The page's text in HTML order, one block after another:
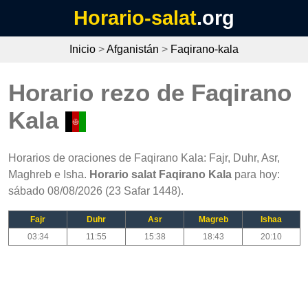
Horario-salat.org
Inicio >Afganistán > Faqirano-kala
Horario rezo de Faqirano
Kala
Horarios de oraciones de Faqirano Kala: Fajr, Duhr, Asr,
Maghreb e Isha. Horario salat Faqirano Kala para hoy:
sábado 08/08/2026 (23 Safar 1448).
Fajr Duhr Asr Magreb
Ishaa
03:34
11:55 15:38 18:43 20:10